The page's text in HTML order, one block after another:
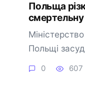
Польща
Польщі
0 607